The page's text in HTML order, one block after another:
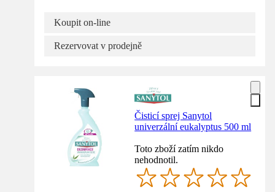
Koupit on-line
Rezervovat v prodejně
Čisticí sprej Sanytol
univerzální eukalyptus 500 ml
Toto zboží zatím nikdo
nehodnotil.